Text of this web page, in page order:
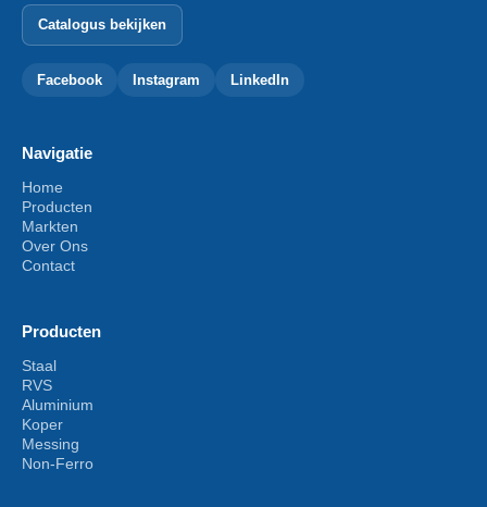
Catalogus bekijken
Facebook Instagram LinkedIn
Navigatie
Home
Producten
Markten
Over Ons
Contact
Producten
Staal
RVS
Aluminium
Koper
Messing
Non-Ferro